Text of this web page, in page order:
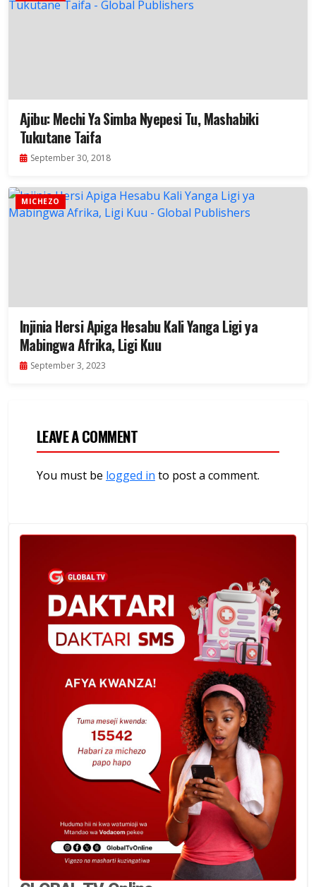
Ajibu: Mechi Ya Simba Nyepesi Tu, Mashabiki
Tukutane Taifa
September 30, 2018
MICHEZO
Injinia Hersi Apiga Hesabu Kali Yanga Ligi ya
Mabingwa Afrika, Ligi Kuu
September 3, 2023
LEAVE A COMMENT
You must be logged in to post a comment.